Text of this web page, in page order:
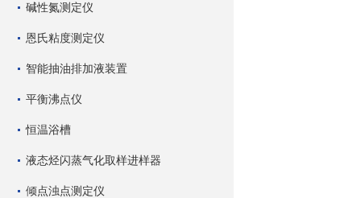
碱性氮测定仪
恩氏粘度测定仪
智能抽油排加液装置
平衡沸点仪
恒温浴槽
液态烃闪蒸气化取样进样器
倾点浊点测定仪